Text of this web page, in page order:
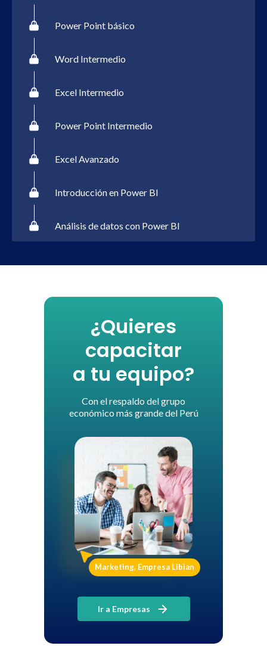
Power Point básico
Word Intermedio
Excel Intermedio
Power Point Intermedio
Excel Avanzado
Introducción en Power BI
Análisis de datos con Power BI
¿Quieres
capacitar
a tu equipo?
Con el respaldo del grupo
económico más grande del Perú
Marketing, Empresa Libian
Ir a Empresas